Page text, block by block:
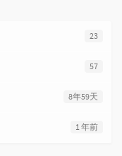
23
57
8年59天
1 年前